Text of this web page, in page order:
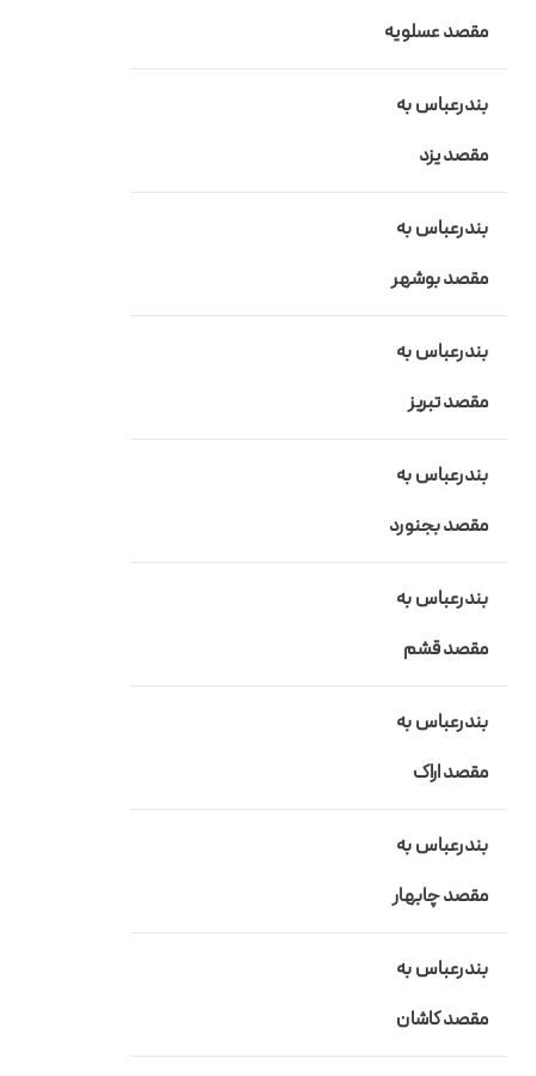
مقصدعسلویه
بندرعباس به
مقصدیزد
بندرعباس به
مقصد بوشهر
بندرعباس به
مقصد تبریز
بندرعباس به
مقصد بجنورد
بندرعباس به
مقصد قشم
بندرعباس به
مقصد اراک
بندرعباس به
مقصد چابهار
بندرعباس به
مقصد کاشان